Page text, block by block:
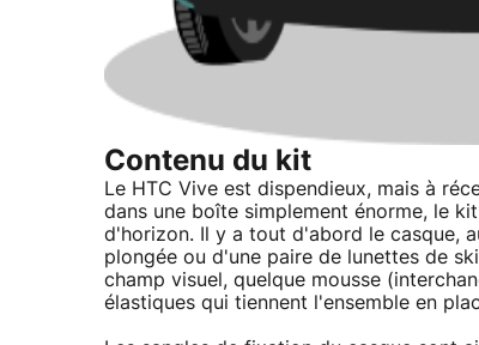
Contenu du kit
Le HTC Vive est dispendieux, mais à
dans une boîte simplement énorme, le
d'horizon. Il y a tout d'abord le casque,
plongée ou d'une paire de lunettes de
champ visuel, quelque mousse
élastiques qui tiennent l'ensemble en